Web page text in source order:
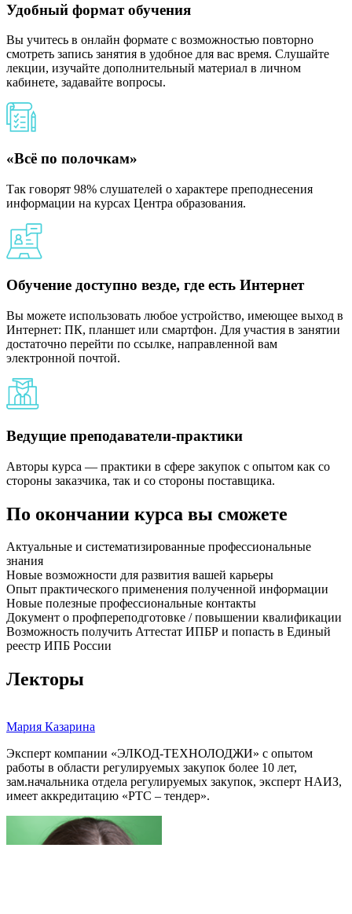
Удобный формат обучения
Вы учитесь в онлайн формате с возможностью повторно
смотреть запись занятия в удобное для вас время. Слушайте
лекции, изучайте дополнительный материал в личном
кабинете, задавайте вопросы.
«Всё по полочкам»
Так говорят 98% слушателей о характере преподнесения
информации на курсах Центра образования.
Обучение доступно везде, где есть Интернет
Вы можете использовать любое устройство, имеющее выход в
Интернет: ПК, планшет или смартфон. Для участия в занятии
достаточно перейти по ссылке, направленной вам
электронной почтой.
Ведущие преподаватели-практики
Авторы курса — практики в сфере закупок с опытом как со
стороны заказчика, так и со стороны поставщика.
По окончании курса вы сможете
Актуальные и систематизированные профессиональные
знания
Новые возможности для развития вашей карьеры
Опыт практического применения полученной информации
Новые полезные профессиональные контакты
Документ о профпереподготовке / повышении квалификации
Возможность получить Аттестат ИПБР и попасть в Единый
реестр ИПБ России
Лекторы
Мария Казарина
Эксперт компании «ЭЛКОД-ТЕХНОЛОДЖИ» с опытом
работы в области регулируемых закупок более 10 лет,
зам.начальника отдела регулируемых закупок, эксперт НАИЗ,
имеет аккредитацию «РТС – тендер».